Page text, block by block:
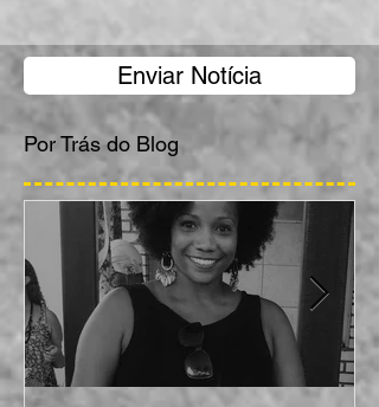
Enviar Notícia
Por Trás do Blog